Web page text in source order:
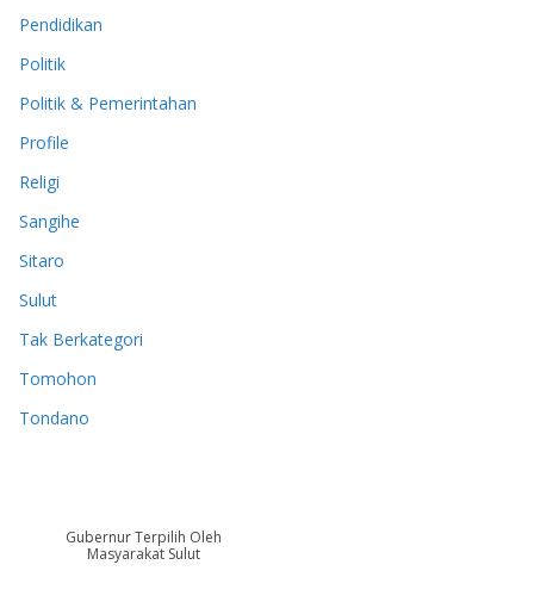
Pendidikan
Politik
Politik & Pemerintahan
Profile
Religi
Sangihe
Sitaro
Sulut
Tak Berkategori
Tomohon
Tondano
Gubernur Terpilih Oleh
Masyarakat Sulut